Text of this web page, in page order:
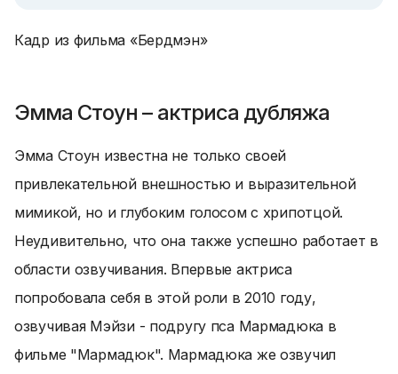
Кадр из фильма «Бердмэн»
Эмма Стоун – актриса дубляжа
Эмма Стоун известна не только своей
привлекательной внешностью и выразительной
мимикой, но и глубоким голосом с хрипотцой.
Неудивительно, что она также успешно работает в
области озвучивания. Впервые актриса
попробовала себя в этой роли в 2010 году,
озвучивая Мэйзи - подругу пса Мармадюка в
фильме "Мармадюк". Мармадюка же озвучил